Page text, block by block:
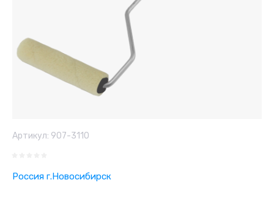
Артикул: 907-3110
Россия г.Новосибирск